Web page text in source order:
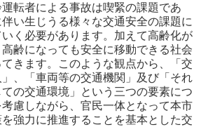
転者による事故は喫緊の課題であ
い生じうる様々な交通安全の課題に
く必要があります。加えて高齢化が
齢になっても安全に移動できる社会
きます。このような観点から、「交
、「車両等の交通機関」及び「それ
の交通環境」という三つの要素につ
慮しながら、官民一体となって本市
強力に推進することを基本とした交